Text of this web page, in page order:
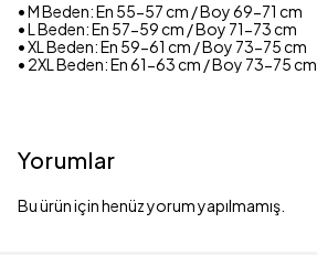
• M Beden: En 55-57 cm / Boy 69-71 cm
• L Beden: En 57-59 cm / Boy 71-73 cm
• XL Beden: En 59-61 cm / Boy 73-75 cm
• 2XL Beden: En 61-63 cm / Boy 73-75 cm
Yorumlar
Bu ürün için henüz yorum yapılmamış.